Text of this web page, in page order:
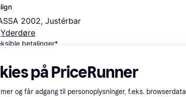
2002, Justérbar
Yderdøre
betalinger*
på PriceRunner
og får adgang til personoplysninger, f.eks. browserdata